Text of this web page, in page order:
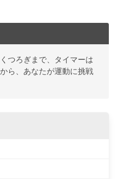
つろぎまで、タイマーは
ら、あなたが運動に挑戦